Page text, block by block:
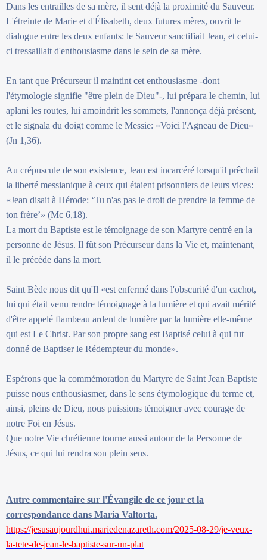
Dans les entrailles de sa mère, il sent déjà la proximité du Sauveur.
L'étreinte de Marie et d'Élisabeth, deux futures mères, ouvrit le
dialogue entre les deux enfants: le Sauveur sanctifiait Jean, et celui-
ci tressaillait d'enthousiasme dans le sein de sa mère.
En tant que Précurseur il maintint cet enthousiasme -dont
l'étymologie signifie "être plein de Dieu"-, lui prépara le chemin, lui
aplani les routes, lui amoindrit les sommets, l'annonça déjà présent,
et le signala du doigt comme le Messie: «Voici l'Agneau de Dieu»
(Jn 1,36).
Au crépuscule de son existence, Jean est incarcéré lorsqu'il prêchait
la liberté messianique à ceux qui étaient prisonniers de leurs vices:
«Jean disait à Hérode: ‘Tu n'as pas le droit de prendre la femme de
ton frère’» (Mc 6,18).
La mort du Baptiste est le témoignage de son Martyre centré en la
personne de Jésus. Il fût son Précurseur dans la Vie et, maintenant,
il le précède dans la mort.
Saint Bède nous dit qu'Il «est enfermé dans l'obscurité d'un cachot,
lui qui était venu rendre témoignage à la lumière et qui avait mérité
d'être appelé flambeau ardent de lumière par la lumière elle-même
qui est Le Christ. Par son propre sang est Baptisé celui à qui fut
donné de Baptiser le Rédempteur du monde».
Espérons que la commémoration du Martyre de Saint Jean Baptiste
puisse nous enthousiasmer, dans le sens étymologique du terme et,
ainsi, pleins de Dieu, nous puissions témoigner avec courage de
notre Foi en Jésus.
Que notre Vie chrétienne tourne aussi autour de la Personne de
Jésus, ce qui lui rendra son plein sens.
Autre commentaire sur l'Évangile de ce jour et la
correspondance dans Maria Valtorta.
https://jesusaujourdhui.mariedenazareth.com/2025-08-29/je-veux-
la-tete-de-jean-le-baptiste-sur-un-plat